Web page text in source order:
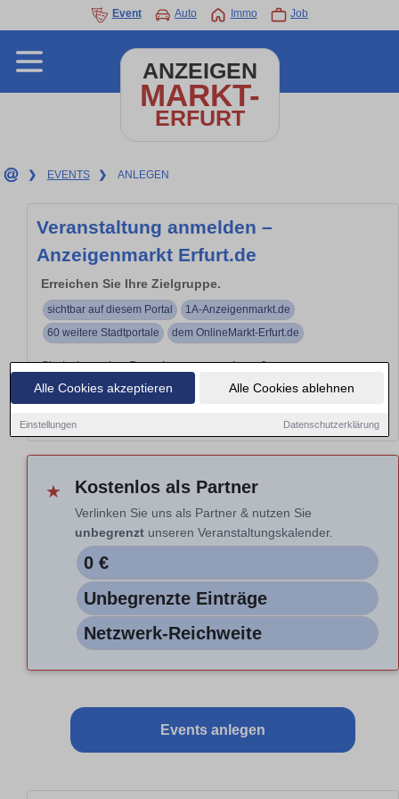
Alle Cookies akzeptieren Alle Cookies ablehnen
Einstellungen Datenschutzerklärung
Event Auto Immo Job
ANZEIGEN
MARKT-
ERFURT
❯ EVENTS ❯ ANLEGEN
Veranstaltung anmelden –
Anzeigenmarkt Erfurt.de
Erreichen Sie Ihre Zielgruppe.
sichtbar auf diesem Portal
1A-Anzeigenmarkt.de
60 weitere Stadtportale
dem OnlineMarkt-Erfurt.de
Sie haben eine Branchenveranstaltung?
Branchen
Hinweis: Nur Vorschau. Auswahl nicht aktiv.
★ Kostenlos als Partner
Verlinken Sie uns als Partner & nutzen Sie
unbegrenzt unseren Veranstaltungskalender.
0 €
Unbegrenzte Einträge
Netzwerk-Reichweite
Events anlegen